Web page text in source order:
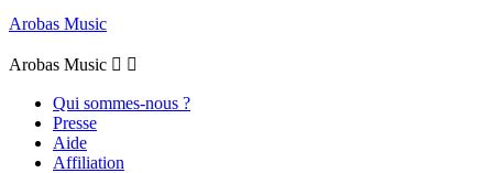
Arobas Music
Arobas Music  
Qui sommes-nous ?
Presse
Aide
Affiliation